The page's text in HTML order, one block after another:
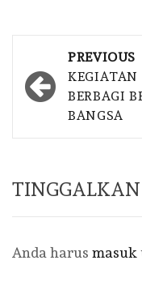
navigation
PREVIOUS
KEGIATAN
BERBAGI
BANGSA
Anda harus masuk